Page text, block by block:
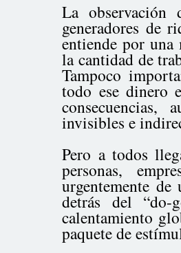
La
generadores de
entiende por una
la cantidad de
Tampoco
todo ese dinero
invisibles e
Pero a todos
personas,
urgentemente
detrás del
calentamiento
paquete de